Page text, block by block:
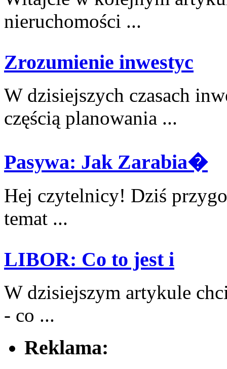
nieruchomości ...
Zrozumienie inwestyc
W dzisiejszych ⁢czasach
‍częścią planowania ...
Pasywa: Jak Zarabia�
Hej⁢ czytelnicy! Dziś
temat⁢ ...
LIBOR: Co to jest i
W dzisiejszym artykule
- co⁤ ...
Reklama: